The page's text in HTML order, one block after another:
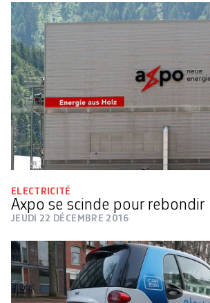
ELECTRICITÉ
Axpo se scinde pour rebondir
JEUDI 22 DÉCEMBRE 2016